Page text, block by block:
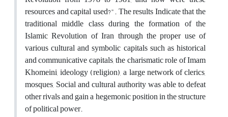
resources and capital used?". The results Indicate that the
traditional middle class during the formation of the
Islamic Revolution of Iran through the proper use of
various cultural and symbolic capitals such as historical
and communicative capitals, the charismatic role of Imam
Khomeini, ideology (religion), a large network of clerics,
mosques, Social and cultural authority was able to defeat
other rivals and gain a hegemonic position in the structure
of political power.